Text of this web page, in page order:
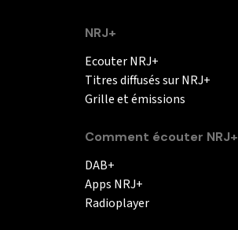
NRJ+
Ecouter NRJ+
Titres diffusés sur NRJ+
Grille et émissions
Comment écouter NRJ+
DAB+
Apps NRJ+
Radioplayer